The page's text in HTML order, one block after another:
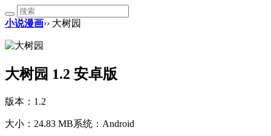
小说漫画›› 大树园
大树园 1.2 安卓版
版本：1.2
大小：24.83 MB系统：Android